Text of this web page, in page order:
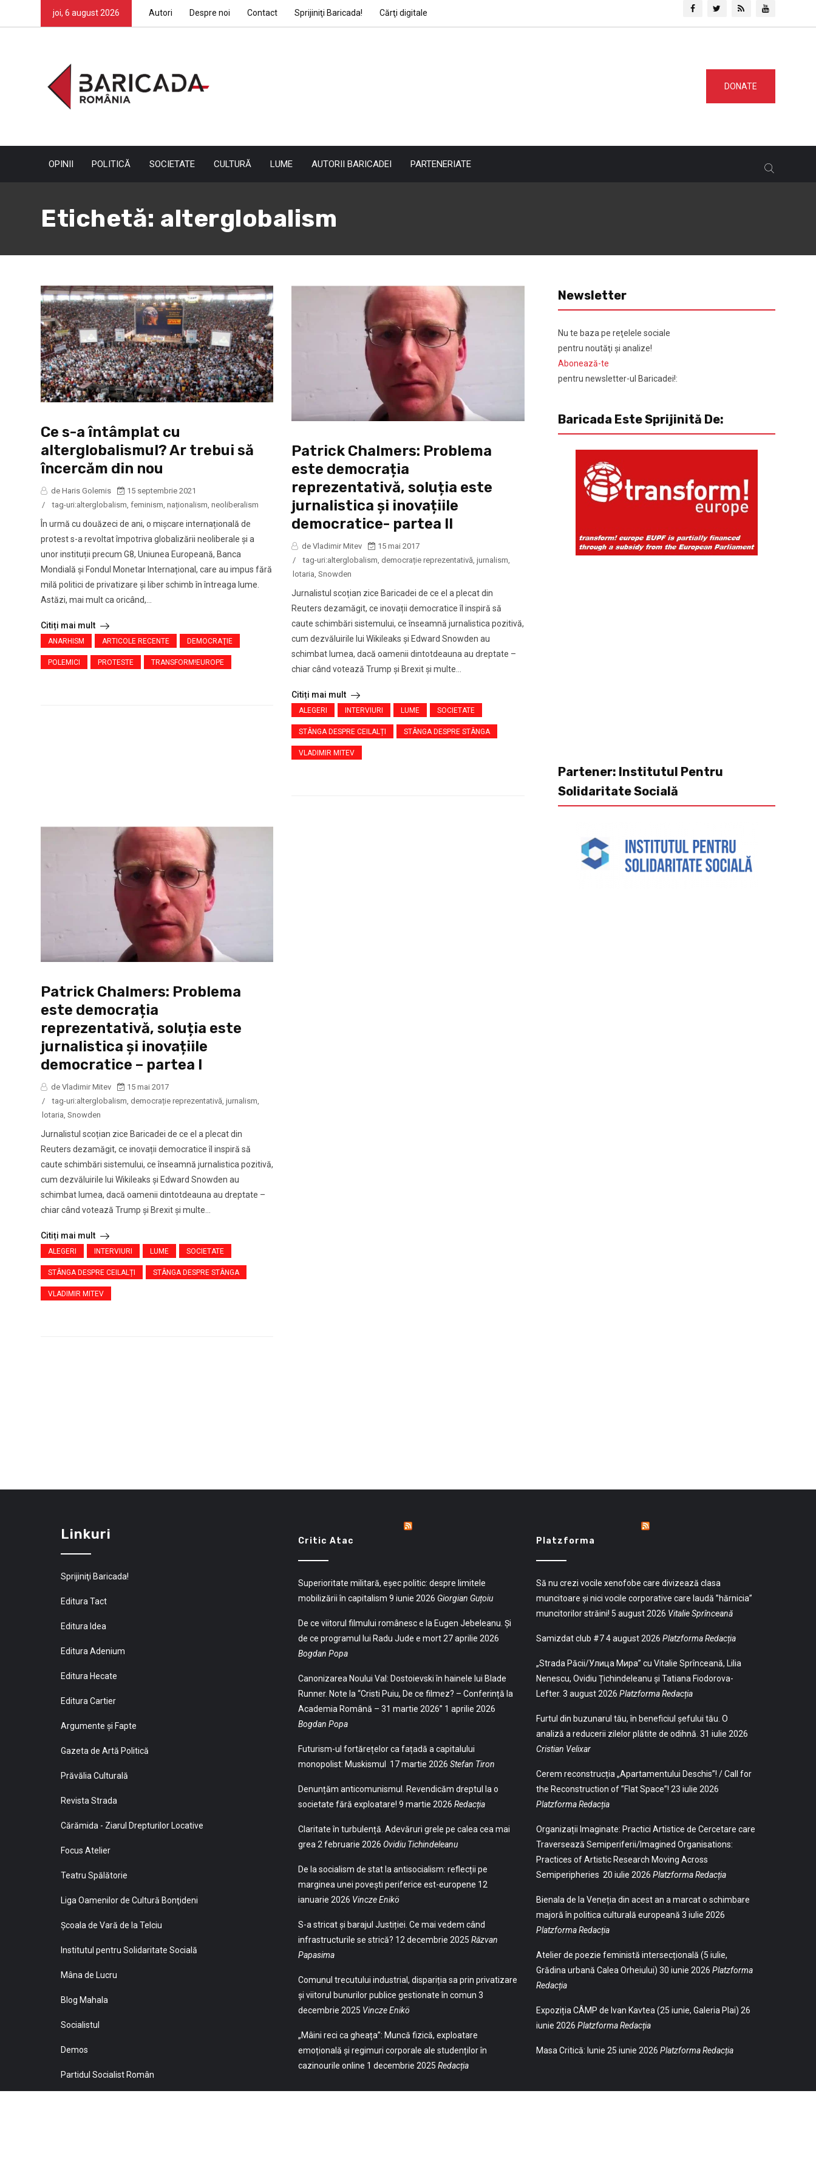
joi, 6 august 2026 Autori Despre noi Contact Sprijiniţi Baricada! Cărţi digitale
DONATE
OPINII POLITICĂ SOCIETATE CULTURĂ LUME AUTORII BARICADEI PARTENERIATE
Etichetă: alterglobalism
Ce s-a întâmplat cu
alterglobalismul? Ar trebui să
încercăm din nou
de Haris Golemis
15 septembrie 2021
/
tag-uri:alterglobalism feminism naționalism neoliberalism
În urmă cu douăzeci de ani, o mișcare internațională de
protest s-a revoltat împotriva globalizării neoliberale și a
unor instituții precum G8, Uniunea Europeană, Banca
Mondială și Fondul Monetar Internațional, care au impus fără
milă politici de privatizare și liber schimb în întreaga lume.
Astăzi, mai mult ca oricând,...
Citiți mai mult
ANARHISM ARTICOLE RECENTE DEMOCRAŢIE
POLEMICI PROTESTE TRANSFORM!EUROPE
Patrick Chalmers: Problema
este democrația
reprezentativă, soluția este
jurnalistica și inovațiile
democratice- partea II
de Vladimir Mitev
15 mai 2017
/
tag-uri:alterglobalism democrație reprezentativă ,jurnalism
lotaria ,Snowden
Jurnalistul scoțian zice Baricadei de ce el a plecat din
Reuters dezamăgit, ce inovații democratice îl inspiră să
caute schimbări sistemului, ce înseamnă jurnalistica pozitivă,
cum dezvăluirile lui Wikileaks și Edward Snowden au
schimbat lumea, dacă oamenii dintotdeauna au dreptate –
chiar când votează Trump și Brexit și multe...
Citiți mai mult
ALEGERI INTERVIURI LUME SOCIETATE
STÂNGA DESPRE CEILALȚI STÂNGA DESPRE STÂNGA
VLADIMIR MITEV
Patrick Chalmers: Problema
este democrația
reprezentativă, soluția este
jurnalistica și inovațiile
democratice – partea I
de Vladimir Mitev
15 mai 2017
/
tag-uri:alterglobalism democrație reprezentativă jurnalism
lotaria Snowden
Jurnalistul scoțian zice Baricadei de ce el a plecat din
Reuters dezamăgit, ce inovații democratice îl inspiră să
caute schimbări sistemului, ce înseamnă jurnalistica pozitivă,
cum dezvăluirile lui Wikileaks și Edward Snowden au
schimbat lumea, dacă oamenii dintotdeauna au dreptate –
chiar când votează Trump și Brexit și multe...
Citiți mai mult
ALEGERI INTERVIURI LUME SOCIETATE
STÂNGA DESPRE CEILALȚI STÂNGA DESPRE STÂNGA
VLADIMIR MITEV
Newsletter
Nu te baza pe reţelele sociale
pentru noutăţi şi analize!
Abonează-te
pentru newsletter-ul Baricadei!:
Baricada Este Sprijinită De:
Partener: Institutul Pentru
Solidaritate Socială
Linkuri
Sprijiniţi Baricada!
Editura Tact
Editura Idea
Editura Adenium
Editura Hecate
Editura Cartier
Argumente și Fapte
Gazeta de Artă Politică
Prăvălia Culturală
Revista Strada
Cărămida - Ziarul Drepturilor Locative
Focus Atelier
Teatru Spălătorie
Liga Oamenilor de Cultură Bonţideni
Şcoala de Vară de la Telciu
Institutul pentru Solidaritate Socială
Mâna de Lucru
Blog Mahala
Socialistul
Demos
Partidul Socialist Român
Critic Atac
Superioritate militară, eșec politic: despre limitele
mobilizării în capitalism 9 iunie 2026 Giorgian Guțoiu
De ce viitorul filmului românesc e la Eugen Jebeleanu. Și
de ce programul lui Radu Jude e mort 27 aprilie 2026
Bogdan Popa
Canonizarea Noului Val: Dostoievski în hainele lui Blade
Runner. Note la “Cristi Puiu, De ce filmez? – Conferință la
Academia Română – 31 martie 2026” 1 aprilie 2026
Bogdan Popa
Futurism-ul fortărețelor ca fațadă a capitalului
monopolist: Muskismul 17 martie 2026 Stefan Tiron
Denunțăm anticomunismul. Revendicăm dreptul la o
societate fără exploatare! 9 martie 2026 Redacția
Claritate în turbulență. Adevăruri grele pe calea cea mai
grea 2 februarie 2026 Ovidiu Tichindeleanu
De la socialism de stat la antisocialism: reflecții pe
marginea unei povești periferice est-europene 12
ianuarie 2026 Vincze Enikö
S-a stricat și barajul Justiției. Ce mai vedem când
infrastructurile se strică? 12 decembrie 2025 Răzvan
Papasima
Comunul trecutului industrial, dispariția sa prin privatizare
și viitorul bunurilor publice gestionate în comun 3
decembrie 2025 Vincze Enikö
„Mâini reci ca gheața”: Muncă fizică, exploatare
emoțională și regimuri corporale ale studenților în
cazinourile online 1 decembrie 2025 Redacția
Platzforma
Să nu crezi vocile xenofobe care divizează clasa
muncitoare și nici vocile corporative care laudă ”hărnicia”
muncitorilor străini! 5 august 2026 Vitalie Sprînceană
Samizdat club #7 4 august 2026 Platzforma Redacția
„Strada Păcii/Улица Мира” cu Vitalie Sprînceană, Lilia
Nenescu, Ovidiu Țichindeleanu și Tatiana Fiodorova-
Lefter. 3 august 2026 Platzforma Redacția
Furtul din buzunarul tău, în beneficiul șefului tău. O
analiză a reducerii zilelor plătite de odihnă. 31 iulie 2026
Cristian Velixar
Cerem reconstrucția „Apartamentului Deschis”! / Call for
the Reconstruction of ”Flat Space”! 23 iulie 2026
Platzforma Redacția
Organizații Imaginate: Practici Artistice de Cercetare care
Traversează Semiperiferii/Imagined Organisations:
Practices of Artistic Research Moving Across
Semiperipheries 20 iulie 2026 Platzforma Redacția
Bienala de la Veneția din acest an a marcat o schimbare
majoră în politica culturală europeană 3 iulie 2026
Platzforma Redacția
Atelier de poezie feministă intersecțională (5 iulie,
Grădina urbană Calea Orheiului) 30 iunie 2026 Platzforma
Redacția
Expoziția CÂMP de Ivan Kavtea (25 iunie, Galeria Plai) 26
iunie 2026 Platzforma Redacția
Masa Critică: Iunie 25 iunie 2026 Platzforma Redacția